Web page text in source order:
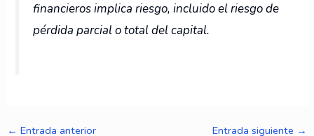
financieros implica riesgo, incluido el riesgo de
pérdida parcial o total del capital.
← Entrada anterior Entrada siguiente →